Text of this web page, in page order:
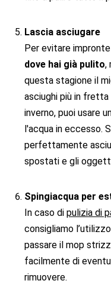
Lascia asciugare
Per evitare
dove hai già pulito,
questa stagione il
asciughi più in
inverno, puoi usare
l'acqua in eccesso.
perfettamente
spostati e gli
Spingiacqua per
In caso di pulizia di
consigliamo
passare il mop
facilmente di
rimuovere.